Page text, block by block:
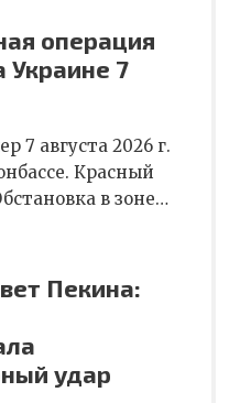
операция
Украине 7
7 августа 2026 г.
Красный
в зоне…
Пекина:
удар